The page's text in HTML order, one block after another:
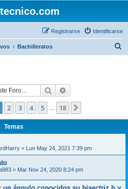
Identificarse
Registrarse
Bachilleratos
Buscar
de 18
2 3 4 5 18
Temas
« Lun May 24, 2021 7:39 pm
« Mar Nov 24, 2020 8:24 pm
un ángulo conocidos su bisectriz b y